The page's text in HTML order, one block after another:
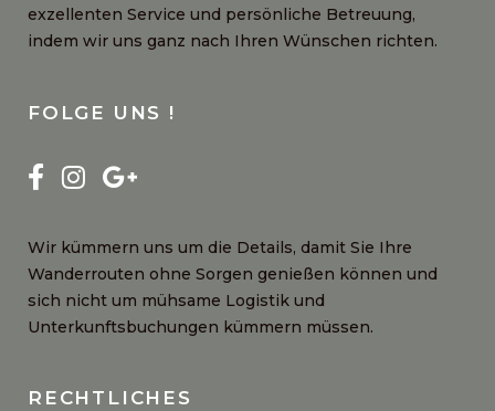
exzellenten Service und persönliche Betreuung,
indem wir uns ganz nach Ihren Wünschen richten.
FOLGE UNS !
Wir kümmern uns um die Details, damit Sie Ihre
Wanderrouten ohne Sorgen genießen können und
sich nicht um mühsame Logistik und
Unterkunftsbuchungen kümmern müssen.
RECHTLICHES